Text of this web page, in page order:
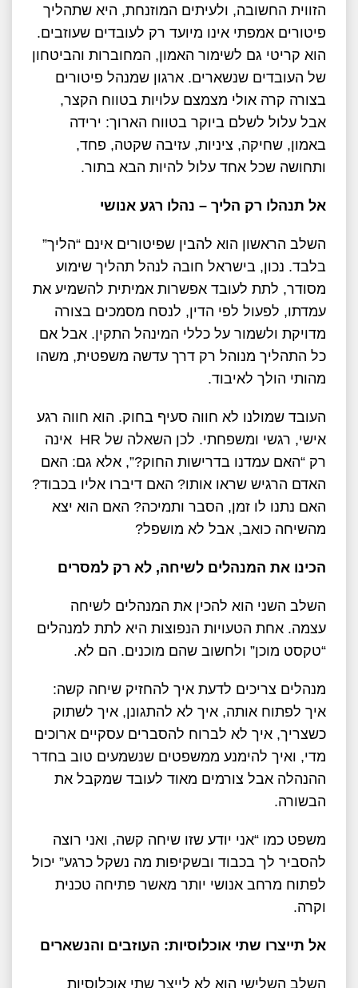
הזווית החשובה, ולעיתים המוזנחת, היא שתהליך
פיטורים אמפתי אינו מיועד רק לעובדים שעוזבים.
הוא קריטי גם לשימור האמון, המחוברות והביטחון
של העובדים שנשארים. ארגון שמנהל פיטורים
בצורה קרה אולי מצמצם עלויות בטווח הקצר,
אבל עלול לשלם ביוקר בטווח הארוך: ירידה
באמון, שחיקה, ציניות, עזיבה שקטה, פחד,
ותחושה שכל אחד עלול להיות הבא בתור.
אל תנהלו רק הליך – נהלו רגע אנושי
השלב הראשון הוא להבין שפיטורים אינם “הליך”
בלבד. נכון, בישראל חובה לנהל תהליך שימוע
מסודר, לתת לעובד אפשרות אמיתית להשמיע את
עמדתו, לפעול לפי הדין, לנסח מסמכים בצורה
מדויקת ולשמור על כללי המינהל התקין. אבל אם
כל התהליך מנוהל רק דרך עדשה משפטית, משהו
מהותי הולך לאיבוד.
העובד שמולנו לא חווה סעיף בחוק. הוא חווה רגע
אישי, רגשי ומשפחתי. לכן השאלה של HR אינה
רק “האם עמדנו בדרישות החוק?”, אלא גם: האם
האדם הרגיש שראו אותו? האם דיברו אליו בכבוד?
האם נתנו לו זמן, הסבר ותמיכה? האם הוא יצא
מהשיחה כואב, אבל לא מושפל?
הכינו את המנהלים לשיחה, לא רק למסרים
השלב השני הוא להכין את המנהלים לשיחה
עצמה. אחת הטעויות הנפוצות היא לתת למנהלים
“טקסט מוכן” ולחשוב שהם מוכנים. הם לא.
מנהלים צריכים לדעת איך להחזיק שיחה קשה:
איך לפתוח אותה, איך לא להתגונן, איך לשתוק
כשצריך, איך לא לברוח להסברים עסקיים ארוכים
מדי, ואיך להימנע ממשפטים שנשמעים טוב בחדר
ההנהלה אבל צורמים מאוד לעובד שמקבל את
הבשורה.
משפט כמו “אני יודע שזו שיחה קשה, ואני רוצה
להסביר לך בכבוד ובשקיפות מה נשקל כרגע” יכול
לפתוח מרחב אנושי יותר מאשר פתיחה טכנית
וקרה.
אל תייצרו שתי אוכלוסיות: העוזבים והנשארים
השלב השלישי הוא לא לייצר שתי אוכלוסיות